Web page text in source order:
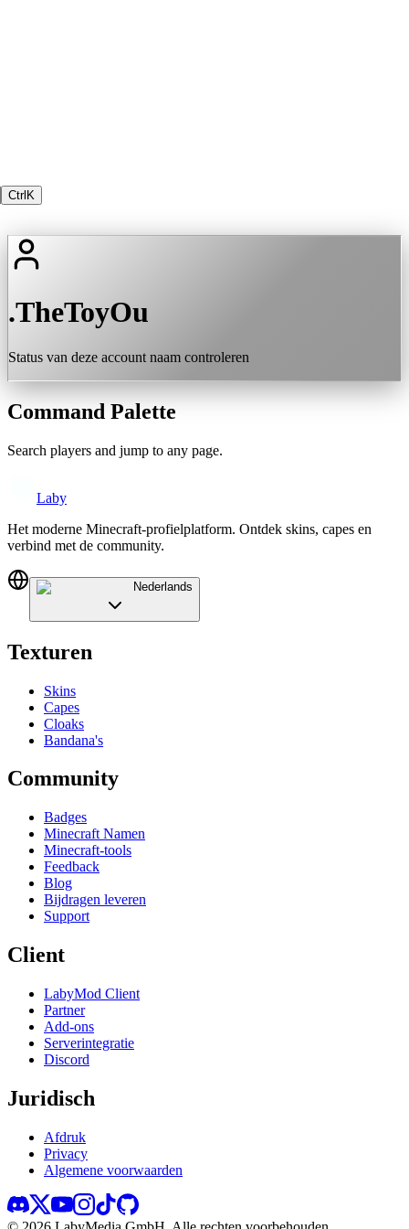
Ctrl K
.TheToyOu
Status van deze account naam controleren
Command Palette
Search players and jump to any page.
Laby
Het moderne Minecraft-profielplatform. Ontdek skins, capes en
verbind met de community.
Nederlands
Texturen
Skins
Capes
Cloaks
Bandana's
Community
Badges
Minecraft Namen
Minecraft-tools
Feedback
Blog
Bijdragen leveren
Support
Client
LabyMod Client
Partner
Add-ons
Serverintegratie
Discord
Juridisch
Afdruk
Privacy
Algemene voorwaarden